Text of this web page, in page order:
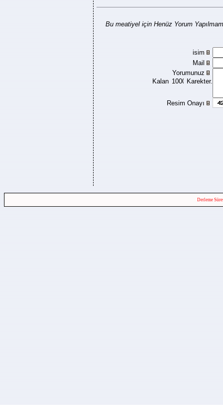
Bu meatiyel için Henüz Yorum
isim
Mail
Yorumunuz
Kalan
Karekter.
Resim Onayı
Derleme